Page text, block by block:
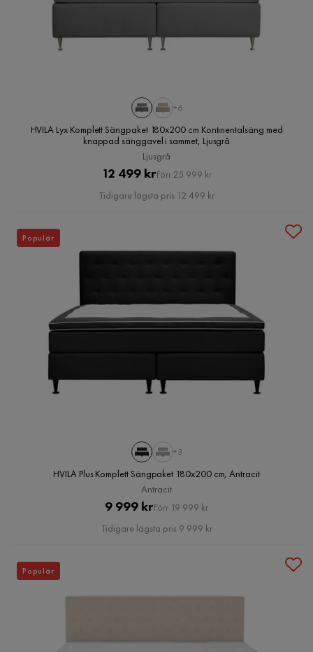
+6
HVILA Lyx Komplett Sängpaket 180x200 cm Kontinentalsäng med
knappad sänggavel i sammet, Ljusgrå
Ljusgrå
Pris
12 499 krOriginal
Pris
Förr 25 999 kr
Tidigare lägsta pris 12 499 kr
+3
HVILA Plus Komplett Sängpaket 180x200 cm, Antracit
Antracit
Pris
9 999 krOriginal
Pris
Förr 19 999 kr
Tidigare lägsta pris 9 999 kr
Populär
Populär